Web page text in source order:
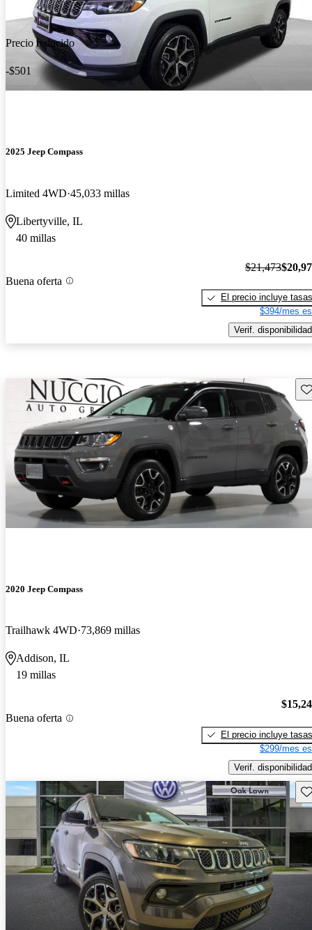
Precio reducido
-$501
2025 Jeep Compass
Limited 4WD 45,033 millas
Libertyville, IL
40 millas
Buena oferta
$21,473
El precio incluye tasas
$394/mes
Verif. disponibilidad
2020 Jeep Compass
Trailhawk 4WD 73,869 millas
Addison, IL
19 millas
Buena oferta
El precio incluye tasas
$299/mes
Verif. disponibilidad